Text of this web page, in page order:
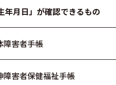
年月日」が確認できるもの
障害者手帳
障害者保健福祉手帳